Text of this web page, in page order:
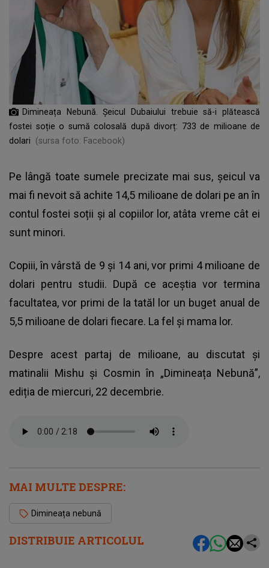
DISTRIBUIE ARTICOLUL
Dimineața Nebună. Șeicul Dubaiului trebuie să-i plătească
fostei soție o sumă colosală după divorț: 733 de milioane de
dolari
(sursa foto: Facebook)
Pe lângă toate sumele precizate mai sus, șeicul va
mai fi nevoit să achite 14,5 milioane de dolari pe an în
contul fostei soții și al copiilor lor, atâta vreme cât ei
sunt minori.
Copiii, în vârstă de 9 și 14 ani, vor primi 4 milioane de
dolari pentru studii. După ce aceștia vor termina
facultatea, vor primi de la tatăl lor un buget anual de
5,5 milioane de dolari fiecare. La fel și mama lor.
Despre acest partaj de milioane, au discutat și
matinalii Mishu și Cosmin în „Dimineața Nebună”,
ediția de miercuri, 22 decembrie.
MAI MULTE DESPRE:
Dimineața nebună